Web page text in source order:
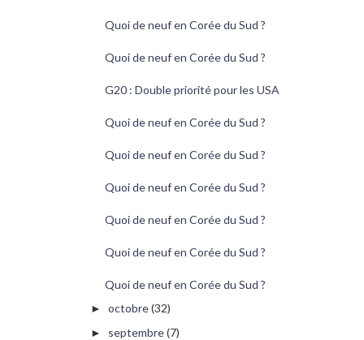
Quoi de neuf en Corée du Sud ?
Quoi de neuf en Corée du Sud ?
G20 : Double priorité pour les USA
Quoi de neuf en Corée du Sud ?
Quoi de neuf en Corée du Sud ?
Quoi de neuf en Corée du Sud ?
Quoi de neuf en Corée du Sud ?
Quoi de neuf en Corée du Sud ?
Quoi de neuf en Corée du Sud ?
► octobre(32)
► septembre(7)